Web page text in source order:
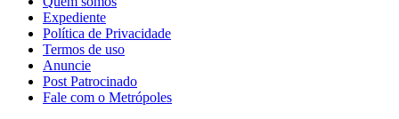
Expediente
Política de Privacidade
Termos de uso
Anuncie
Post Patrocinado
Fale com o Metrópoles